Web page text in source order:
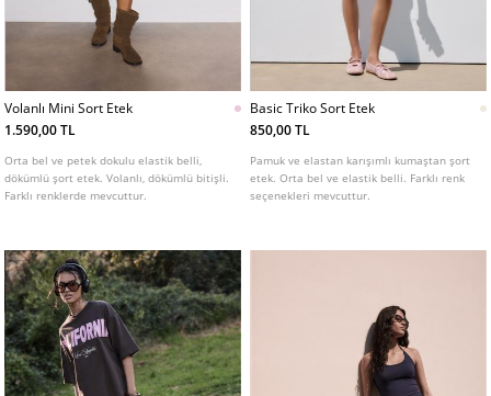
Volanlı Mini Sort Etek
1.590,00 TL
Orta bel ve petek dokulu elastik belli,
dökümlü şort etek. Volanlı, dökümlü bitişli.
Farklı renklerde mevcuttur.
Basic Triko Sort Etek
850,00 TL
Pamuk ve elastan karışımlı kumaştan şort
etek. Orta bel ve elastik belli. Farklı renk
seçenekleri mevcuttur.